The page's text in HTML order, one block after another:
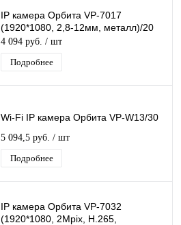
IP камера Орбита VP-7017
(1920*1080, 2,8-12мм, металл)/20
4 094 руб. / шт
Подробнее
Wi-Fi IP камера Орбита VP-W13/30
5 094,5 руб. / шт
Подробнее
IP камера Орбита VP-7032
(1920*1080, 2Mpix, H.265,